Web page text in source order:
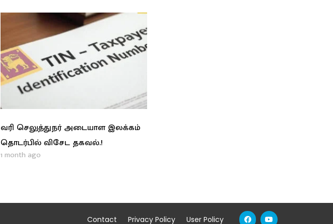
வரி செலுத்துநர் அடையாள இலக்கம்
தொடர்பில் விசேட தகவல்.!
1 month ago
Contact Privacy Policy User Policy